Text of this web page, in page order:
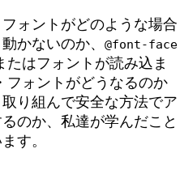
ォントがどのような場合
かないのか、 @font-face
はフォントが読み込ま
フォントがどうなるのか
り組んで安全な方法でア
のか、私達が学んだこと
す。